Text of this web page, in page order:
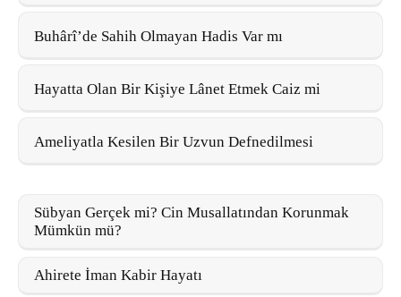
Buhârî’de Sahih Olmayan Hadis Var mı
Hayatta Olan Bir Kişiye Lânet Etmek Caiz mi
Ameliyatla Kesilen Bir Uzvun Defnedilmesi
Sübyan Gerçek mi? Cin Musallatından Korunmak
Mümkün mü?
Ahirete İman Kabir Hayatı